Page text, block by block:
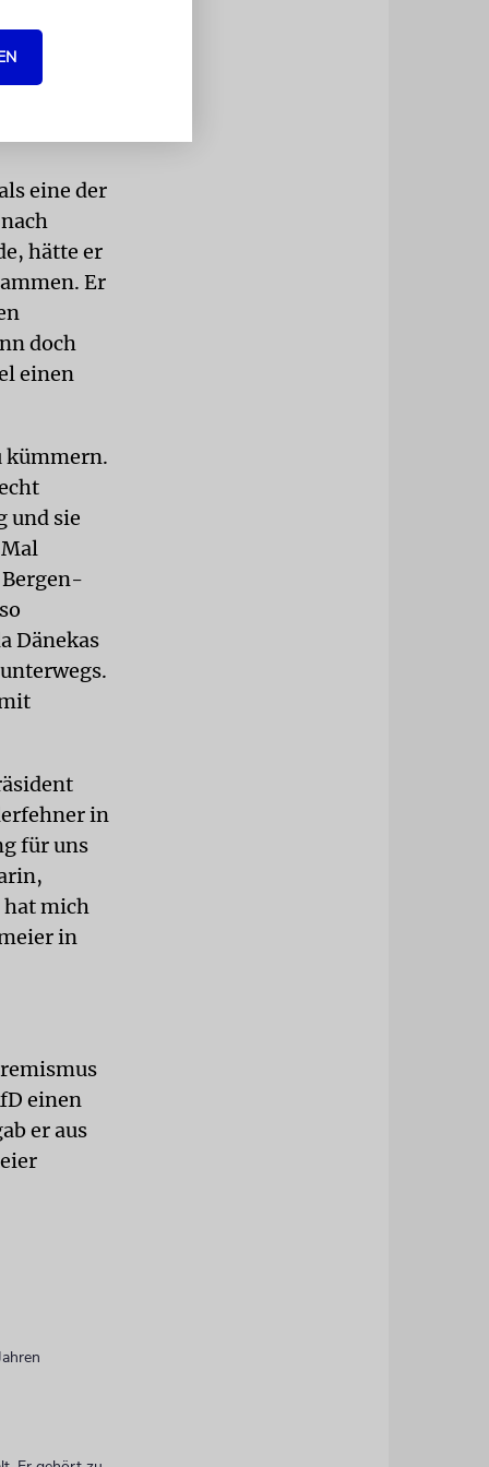
Celle
viele
eine der
hätte er
Er
doch
einen
kümmern.
und sie
Dänekas
in
für uns
hat mich
in
einen
er aus